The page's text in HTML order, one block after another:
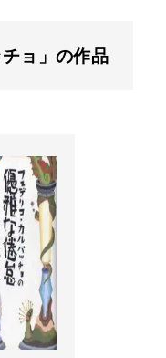
ョ」の作品